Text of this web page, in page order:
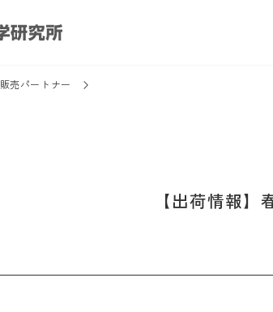
販売パートナー
【出荷情報